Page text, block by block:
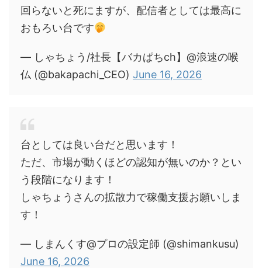
回らないと死にますが、配信者としては最高に
おもろい台です
— しゃちょう/社長【バカぱちch】@浪速の喉
仏 (@bakapachi_CEO) June 16, 2026
台としては良い台だと思います！
ただ、市場が動くほどの認知が無いのか？とい
う段階になります！
しゃちょうさんの拡散力で稼働支援お願いしま
す！
— しまんくす@プロの設定師 (@shimankusu)
June 16, 2026